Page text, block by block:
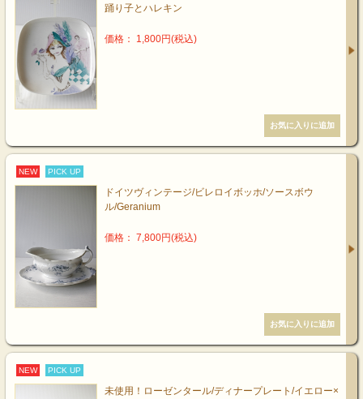
踊り子とハレキン
価格： 1,800円(税込)
NEW PICK UP
ドイツヴィンテージ/ビレロイボッホ/ソースボウ
ル/Geranium
価格： 7,800円(税込)
NEW PICK UP
未使用！ローゼンタール/ディナープレート/イエロー×